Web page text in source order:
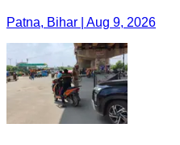
Patna, Bihar | Aug 9, 2026